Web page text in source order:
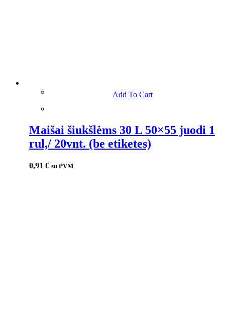
Add To Cart
Maišai šiukšlėms 30 L 50×55 juodi 1
rul,/ 20vnt. (be etiketes)
0,91 € su PVM